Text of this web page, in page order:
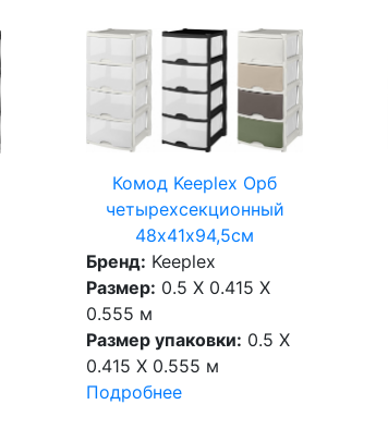
Комод Keeplex Орб
четырехсекционный
48х41х94,5см
Бренд: Keeplex
Размер: 0.5 X 0.415 X
0.555 м
Размер упаковки: 0.5 X
0.415 X 0.555 м
Подробнее